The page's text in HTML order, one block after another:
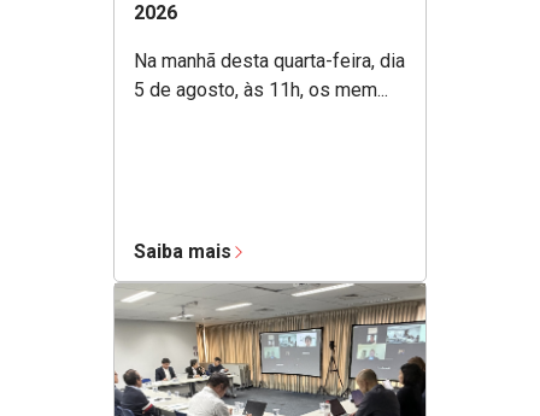
2026
Na manhã desta quarta-feira, dia
5 de agosto, às 11h, os mem...
Saiba mais